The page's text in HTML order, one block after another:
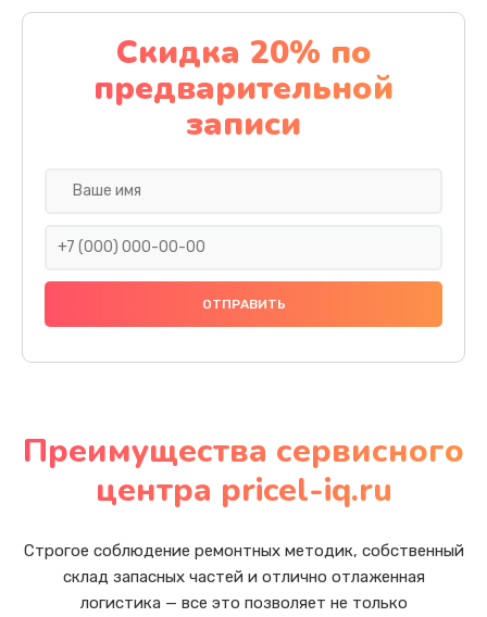
Скидка 20% по
предварительной
записи
Преимущества сервисного
центра pricel-iq.ru
Строгое соблюдение ремонтных методик, собственный
склад запасных частей и отлично отлаженная
логистика — все это позволяет не только